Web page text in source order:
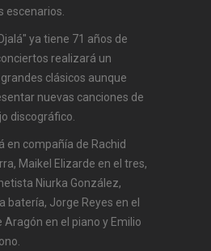
escenarios.
ya tiene 71 años de
realizará un
clásicos aunque
nuevas canciones de
discográfico.
en compañía de Rachid
Maikel Elizarde en el tres,
Niurka González,
batería, Jorge Reyes en el
en el piano y Emilio